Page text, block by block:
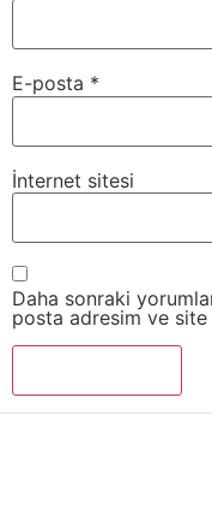
E-posta *
İnternet sitesi
Daha sonraki
posta adresim ve site